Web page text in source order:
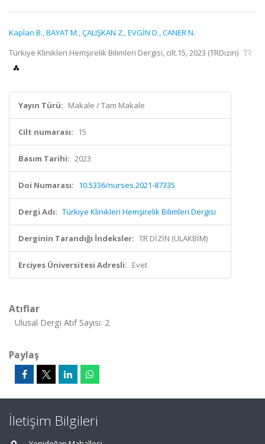
Kaplan B.,BAYAT M.,ÇALIŞKAN Z.,EVGİN D.,CANER N.
Türkiye Klinikleri Hemşirelik Bilimleri Dergisi, cilt.15, 2023 (TRDizin)
Yayın Türü: Makale / Tam Makale
Cilt numarası: 15
Basım Tarihi: 2023
Doi Numarası: 10.5336/nurses.2021-87335
Dergi Adı: Türkiye Klinikleri Hemşirelik Bilimleri Dergisi
Derginin Tarandığı İndeksler: TR DİZİN (ULAKBİM)
Erciyes Üniversitesi Adresli: Evet
Atıflar
Ulusal Dergi Atıf Sayısı: 2
Paylaş
İletişim Bilgileri